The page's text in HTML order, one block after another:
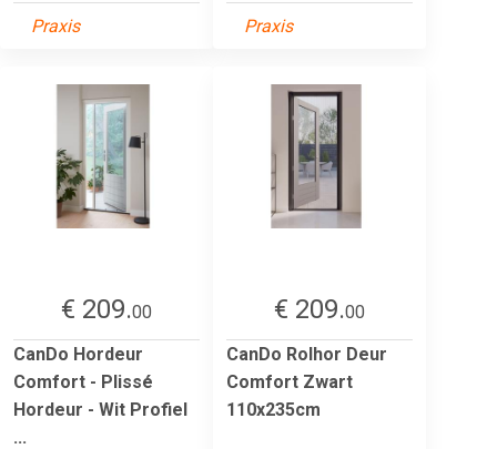
Praxis
Praxis
€ 209.00
CanDo Hordeur
Comfort - Plissé
Hordeur - Wit Profiel
...
€ 209.00
CanDo Rolhor Deur
Comfort Zwart
110x235cm